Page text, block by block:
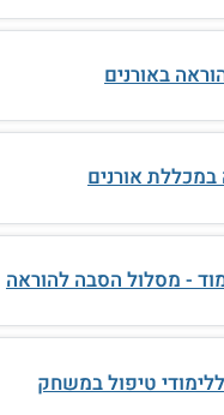
באורנים
במכללת אורנים
- מסלול הסבה להוראה
טיפול במשחק